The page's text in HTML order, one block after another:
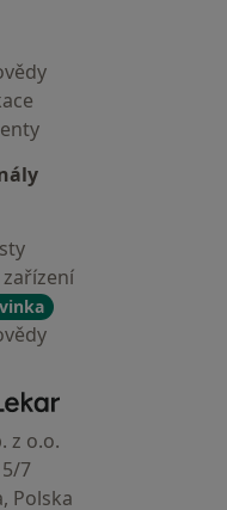
- Hlavní stránka
z o.o.
7
Polska